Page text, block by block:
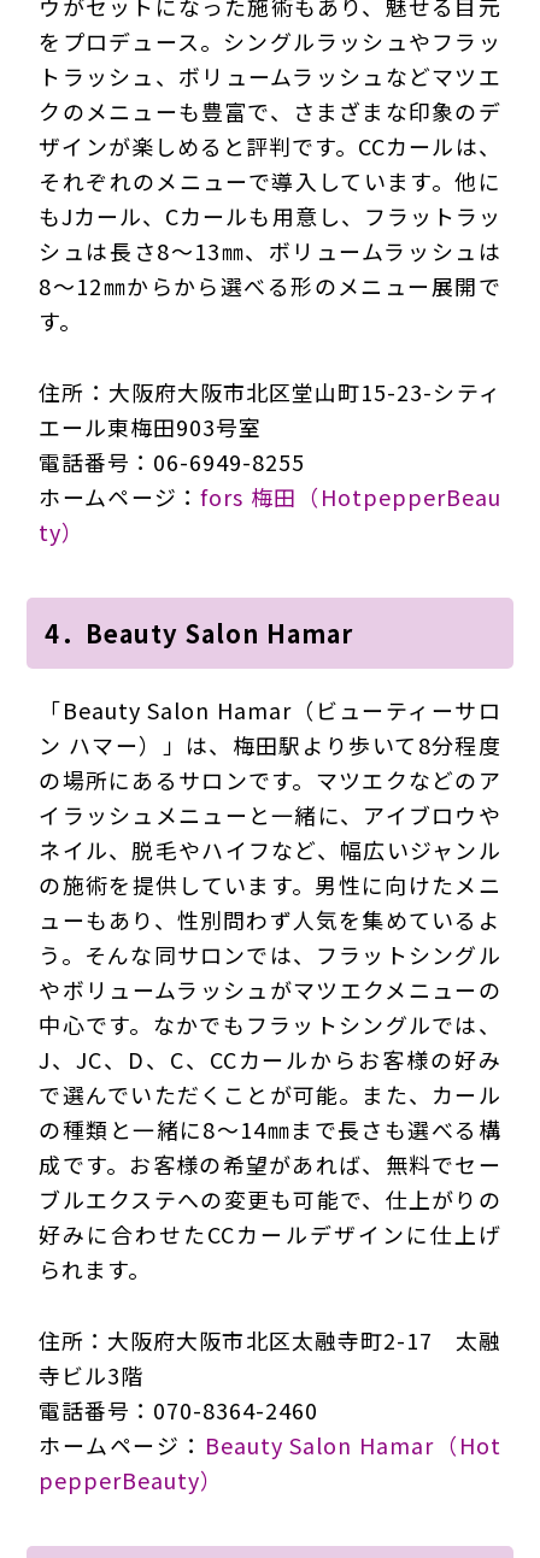
をプロデュース。シングルラッシュやフラッ
トラッシュ、ボリュームラッシュなどマツエ
クのメニューも豊富で、さまざまな印象のデ
ザインが楽しめると評判です。CCカールは、
それぞれのメニューで導入しています。他に
もJカール、Cカールも用意し、フラットラッ
シュは長さ8～13㎜、ボリュームラッシュは
8～12㎜からから選べる形のメニュー展開で
す。
住所：大阪府大阪市北区堂山町15-23-シティ
エール東梅田903号室
電話番号：06-6949-8255
ホームページ：fors 梅田（HotpepperBeau
ty）
4．Beauty Salon Hamar
「Beauty Salon Hamar（ビューティーサロ
ン ハマー）」は、梅田駅より歩いて8分程度
の場所にあるサロンです。マツエクなどのア
イラッシュメニューと一緒に、アイブロウや
ネイル、脱毛やハイフなど、幅広いジャンル
の施術を提供しています。男性に向けたメニ
ューもあり、性別問わず人気を集めているよ
う。そんな同サロンでは、フラットシングル
やボリュームラッシュがマツエクメニューの
中心です。なかでもフラットシングルでは、
J、JC、D、C、CCカールからお客様の好み
で選んでいただくことが可能。また、カール
の種類と一緒に8～14㎜まで長さも選べる構
成です。お客様の希望があれば、無料でセー
ブルエクステへの変更も可能で、仕上がりの
好みに合わせたCCカールデザインに仕上げ
られます。
住所：大阪府大阪市北区太融寺町2-17 太融
寺ビル3階
電話番号：070-8364-2460
ホームページ： Beauty Salon Hamar（Hot
pepperBeauty）